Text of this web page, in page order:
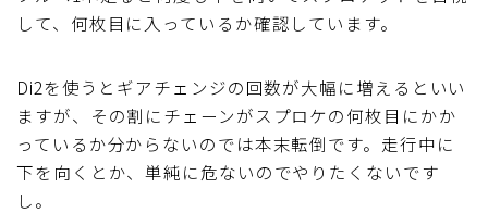
して、何枚目に入っているか確認しています。
Di2を使うとギアチェンジの回数が大幅に増えるといい
ますが、その割にチェーンがスプロケの何枚目にかか
っているか分からないのでは本末転倒です。走行中に
下を向くとか、単純に危ないのでやりたくないです
し。